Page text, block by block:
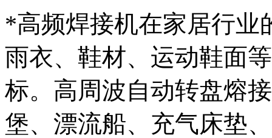
*高频焊接机在家居行业
雨衣、鞋材、运动鞋面
标。高周波自动转盘熔
堡、漂流船、充气床垫